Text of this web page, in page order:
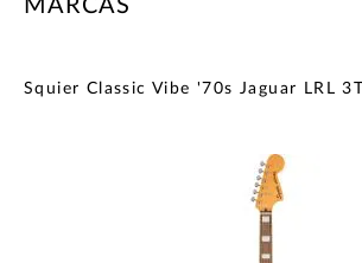
MARCAS
Squier Classic Vibe '70s Jaguar LRL